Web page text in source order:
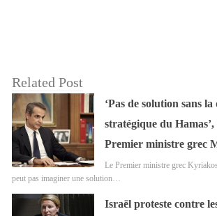
Related Post
‘Pas de solution sans la
stratégique du
Premier ministre grec
Le Premier ministre grec
peut pas imaginer une solution…
Israël proteste contre